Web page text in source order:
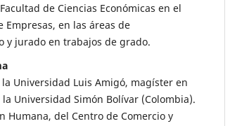
de Ciencias Económicas en el
en las áreas de
y jurado en trabajos de grado.
Universidad Luis Amigó, magíster en
Universidad Simón Bolívar (Colombia).
Humana, del Centro de Comercio y